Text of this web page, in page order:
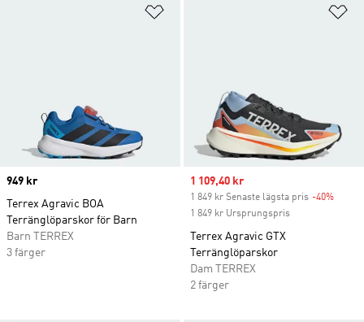
Price
949 kr
Terrex Agravic BOA
Terränglöparskor för Barn
Barn TERREX
3 färger
Sale price
1 109,40 kr
1 849 kr Senaste lägsta pris -40%
1 849 kr Ursprungspris
Terrex Agravic GTX
Terränglöparskor
Dam TERREX
2 färger